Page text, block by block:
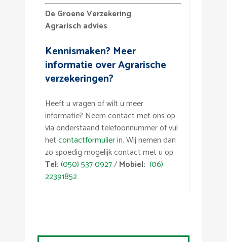
De Groene Verzekering
Agrarisch advies
Kennismaken? Meer
informatie over Agrarische
verzekeringen?
Heeft u vragen of wilt u meer
informatie? Neem contact met ons op
via onderstaand telefoonnummer of vul
hetcontactformulierin. Wij nemen dan
zo spoedig mogelijk contact met u op.
Tel:(050) 537 0927/Mobiel: (06)
22391852